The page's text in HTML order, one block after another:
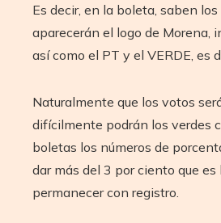
Es decir, en la boleta, saben los
aparecerán el logo de Morena,
así como el PT y el VERDE, es
Naturalmente que los votos
difícilmente podrán los verdes
boletas los números de
dar más del 3 por ciento que es
permanecer con registro.